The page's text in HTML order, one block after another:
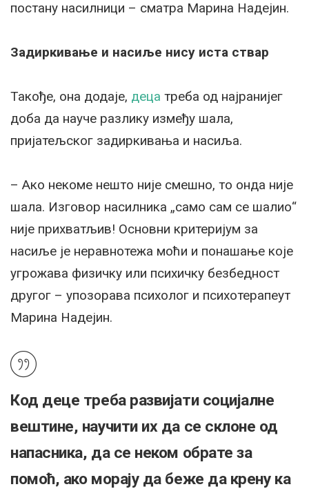
постану насилници – сматра Марина Надејин.
Задиркивање и насиље нису иста ствар
Такође, она додаје, деца треба од најранијег
доба да науче разлику између шала,
пријатељског задиркивања и насиља.
– Ако некоме нешто није смешно, то онда није
шала. Изговор насилника „само сам се шалио“
није прихватљив! Основни критеријум за
насиље је неравнотежа моћи и понашање које
угрожава физичку или психичку безбедност
другог – упозорава психолог и психотерапеут
Марина Надејин.
Код деце треба развијати социјалне
вештине, научити их да се склоне од
напасника, да се неком обрате за
помоћ, ако морају да беже да крену ка